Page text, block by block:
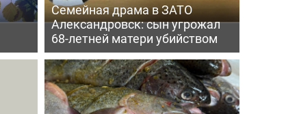
Семейная драма в ЗАТО
Александровск: сын угрожал
68-летней матери убийством